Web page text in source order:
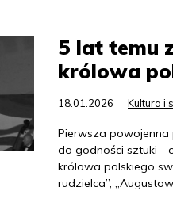
5 lat temu
królowa
18.01.2026 Kultura i
Pierwsza powojenna
do godności sztuki -
królowa polskiego
rudzielca”,